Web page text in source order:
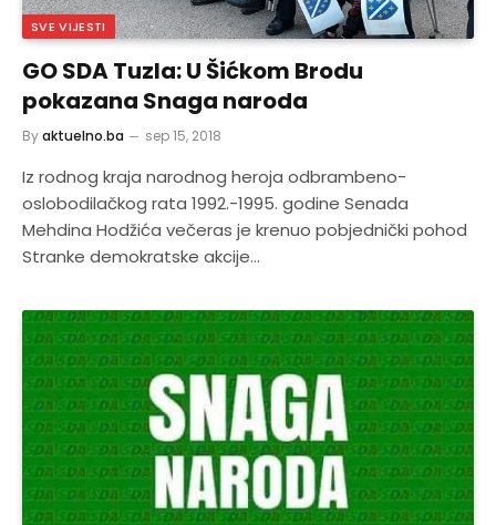
SVE VIJESTI
GO SDA Tuzla: U Šićkom Brodu
pokazana Snaga naroda
Byaktuelno.ba sep 15, 2018
Iz rodnog kraja narodnog heroja odbrambeno-
oslobodilačkog rata 1992.-1995. godine Senada
Mehdina Hodžića večeras je krenuo pobjednički pohod
Stranke demokratske akcije…